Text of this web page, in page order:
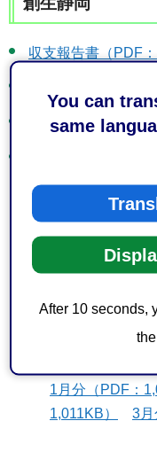
You can
same
After 10 seconds,
収支報告書（PDF：
活動概要報告書（
令和7年
4月分（PDF：
1,021KB）
6
（PDF：
815KB）
11月
（PDF：
1月分（PDF：
1,011KB）
3月